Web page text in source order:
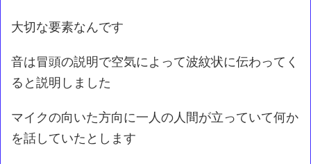
大切な要素なんです
音は冒頭の説明で空気によって波紋状に伝わってく
ると説明しました
マイクの向いた方向に一人の人間が立っていて何か
を話していたとします